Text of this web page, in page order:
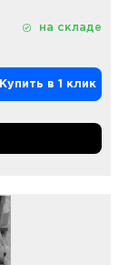
на складе
Купить в 1 клик